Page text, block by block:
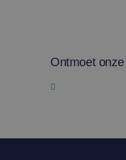
Ontmoet onze